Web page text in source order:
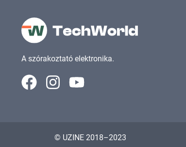
A szórakoztató elektronika.
© UZINE 2018–2023